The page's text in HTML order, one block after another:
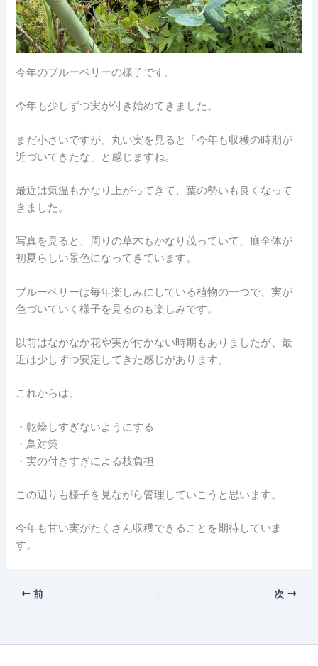
今年のブルーベリーの様子です。
今年も少しずつ実が付き始めてきました。
まだ小さいですが、丸い実を見ると「今年も収穫の時期が
近づいてきたな」と感じますね。
最近は気温もかなり上がってきて、葉の勢いも良くなって
きました。
写真を見ると、周りの草木もかなり茂っていて、庭全体が
初夏らしい景色になってきています。
ブルーベリーは毎年楽しみにしている植物の一つで、実が
色づいていく様子を見るのも楽しみです。
以前はなかなか花や実が付かない時期もありましたが、最
近は少しずつ安定してきた感じがあります。
これからは、
・乾燥しすぎないようにする
・鳥対策
・実の付きすぎによる枝負担
この辺りも様子を見ながら管理していこうと思います。
今年も甘い実がたくさん収穫できることを期待していま
す。
前 次